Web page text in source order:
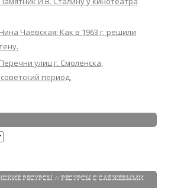
Нина Чаевская: Как в 1963 г. решили
Перечни улиц г. Смоленска,
период.
РЕСУРСЫ // РЕСУРСЫ С САБЖЕВЫМИ